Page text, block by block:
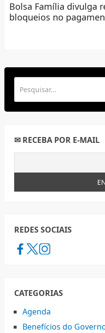
Bolsa Família divulga
bloqueios no
✉ RECEBA POR E-MAIL
REDES SOCIAIS
CATEGORIAS
Agenda
Benefícios do